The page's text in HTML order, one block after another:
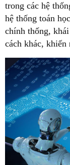
trong các hệ
hệ thống toán
chính thống,
cách khác, khiến